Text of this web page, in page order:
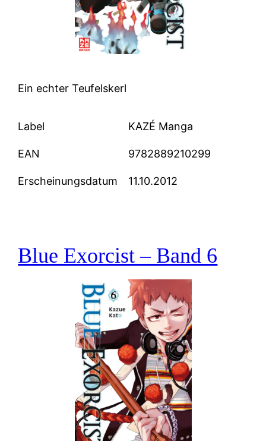
Ein echter Teufelskerl
Label KAZÉ Manga
EAN 9782889210299
Erscheinungsdatum 11.10.2012
Blue Exorcist – Band 6